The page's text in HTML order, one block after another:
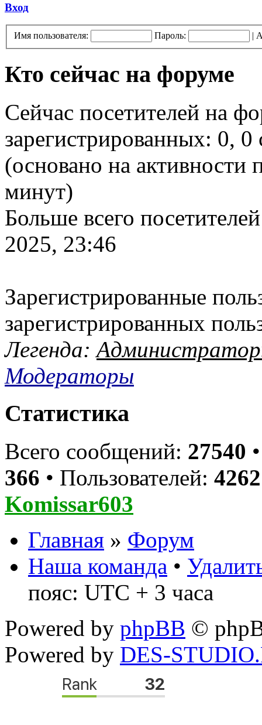
Вход
Имя пользователя: Пароль: |
Кто сейчас на форуме
Сейчас посетителей на
зарегистрированных: 0,
(основано на активности
минут)
Больше всего
2025, 23:46
Зарегистрированные
зарегистрированных
Легенда:
Модераторы
Статистика
Всего сообщений: 27540
366 • Пользователей: 4262
Komissar603
Главная » Форум
Наша команда •
пояс: UTC + 3 часа
Powered by phpBB ©
Powered by DES-